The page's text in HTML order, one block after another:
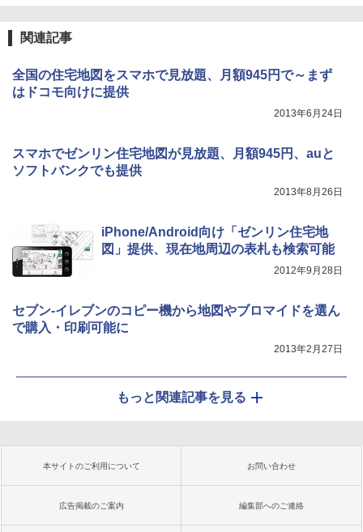
関連記事
全国の住宅地図をスマホで見放題、月額945円で～まず
はドコモ向けに提供
2013年6月24日
スマホでゼンリン住宅地図が見放題、月額945円、auと
ソフトバンクでも提供
2013年8月26日
iPhone/Android向け「ゼンリン住宅地
図」提供、現在地周辺の表札も検索可能
2012年9月28日
セブン-イレブンのコピー機から地図やブロマイドを選ん
で購入・印刷可能に
2013年2月27日
もっと関連記事を見る
本サイトのご利用について お問い合わせ
広告掲載のご案内 編集部へのご連絡